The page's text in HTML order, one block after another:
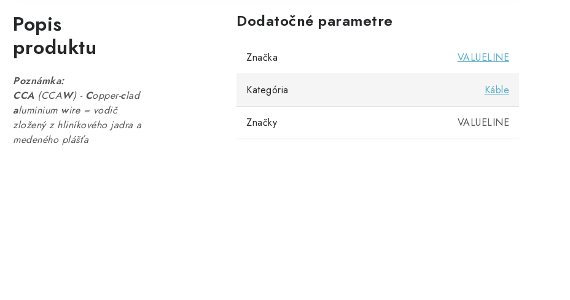
Popis
produktu
Poznámka:
CCA(CCAW) - Copper-clad
aluminium wire = vodič
zložený z hliníkového jadra a
medeného plášťa
Dodatočné parametre
Značka VALUELINE
Kategória Káble
Značky VALUELINE